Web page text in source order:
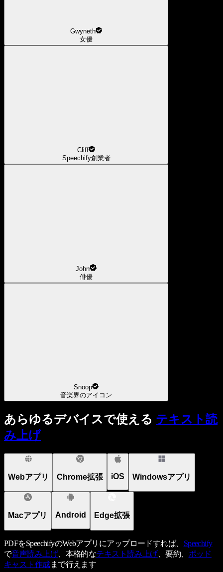
Gwyneth
女優
Cliff
Speechify創業者
John
俳優
Snoop
音楽界のアイコン
あらゆるデバイスで使える テキスト読
み上げ
Webアプリ Chrome拡張 iOS Windowsアプリ
Macアプリ Android Edge拡張
PDFをSpeechifyのWebアプリにアップロードすれば、 Speechify
で音声読み上げ、本格的なテキスト読み上げ、要約、 ポッド
キャスト作成まで行えます